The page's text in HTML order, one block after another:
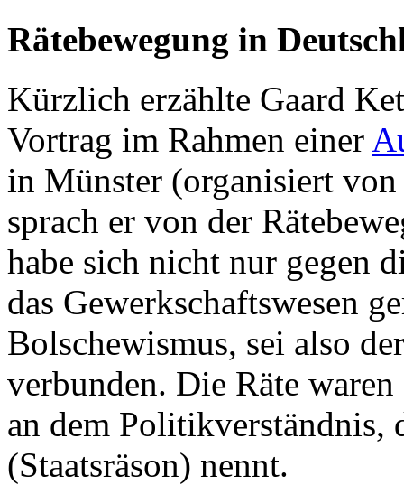
Rätebewegung in
Kürzlich erzählte Gaard
Vortrag im Rahmen einer
in Münster (organisiert
sprach er von der
habe sich nicht nur gegen
das Gewerkschaftswesen
Bolschewismus, sei also
verbunden. Die Räte
an dem Politikverständnis,
(Staatsräson) nennt.